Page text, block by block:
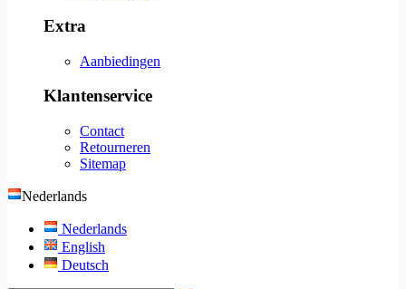
Extra
Aanbiedingen
Klantenservice
Contact
Retourneren
Sitemap
Nederlands
Nederlands
English
Deutsch